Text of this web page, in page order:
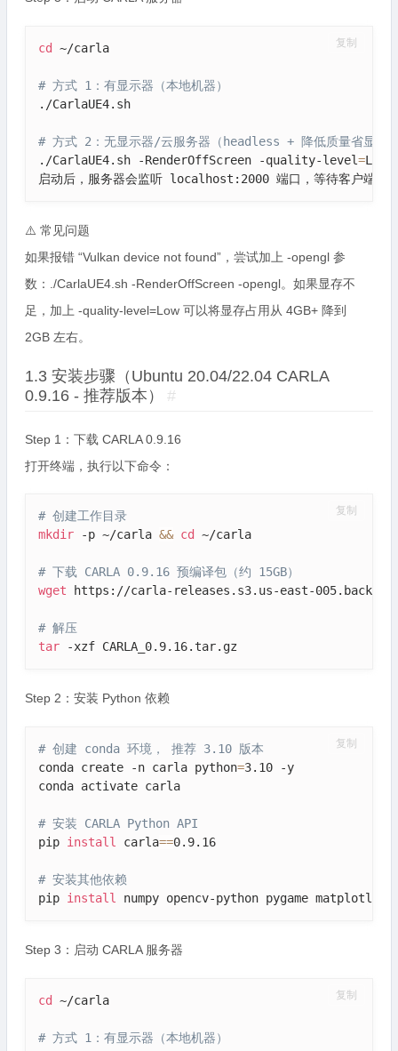
cd ~/carla
# 方式 1：有显示器（本地机器）
./CarlaUE4.sh
# 方式 2：无显示器/云服务器（headless + 降低质量省显存
./CarlaUE4.sh -RenderOffScreen -quality-level=Low
启动后，服务器会监听 localhost:2000 端口，等待客户端连
复制
⚠️ 常见问题
如果报错 “Vulkan device not found”，尝试加上 -opengl 参
数：./CarlaUE4.sh -RenderOffScreen -opengl。如果显存不
足，加上 -quality-level=Low 可以将显存占用从 4GB+ 降到
2GB 左右。
1.3 安装步骤（Ubuntu 20.04/22.04 CARLA
0.9.16 - 推荐版本）
#
Step 1：下载 CARLA 0.9.16
打开终端，执行以下命令：
# 创建工作目录
mkdir -p ~/carla && cd ~/carla
# 下载 CARLA 0.9.16 预编译包（约 15GB）
wget https://carla-releases.s3.us-east-
# 解压
tar -xzf CARLA_0.9.16.tar.gz
复制
Step 2：安装 Python 依赖
# 创建 conda 环境， 推荐 3.10 版本
conda create -n carla python=3.10 -y
conda activate carla
# 安装 CARLA Python API
pip install carla==0.9.16
# 安装其他依赖
pip install numpy opencv-python pygame matplotlib
复制
Step 3：启动 CARLA 服务器
cd ~/carla
# 方式 1：有显示器（本地机器）
复制